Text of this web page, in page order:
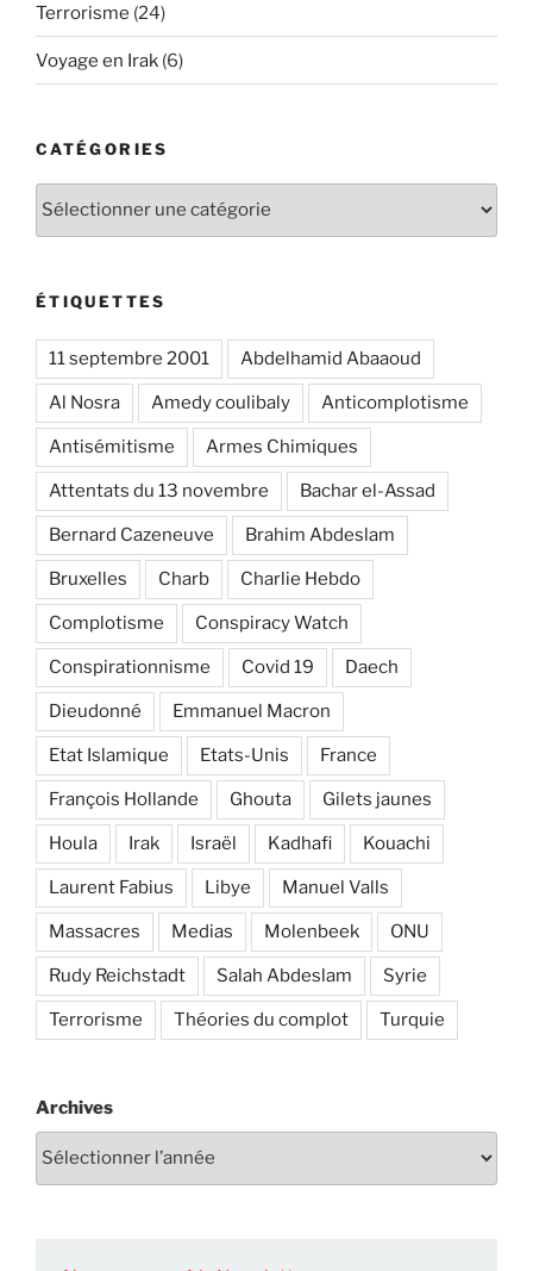
Terrorisme (24)
Voyage en Irak (6)
CATÉGORIES
ÉTIQUETTES
11 septembre 2001 Abdelhamid Abaaoud
Al Nosra Amedy coulibaly Anticomplotisme
Antisémitisme Armes Chimiques
Attentats du 13 novembre Bachar el-Assad
Bernard Cazeneuve Brahim Abdeslam
Bruxelles Charb Charlie Hebdo
Complotisme Conspiracy Watch
Conspirationnisme Covid 19 Daech
Dieudonné Emmanuel Macron
Etat Islamique Etats-Unis France
François Hollande Ghouta Gilets jaunes
Houla Irak Israël Kadhafi Kouachi
Laurent Fabius Libye Manuel Valls
Massacres Medias Molenbeek ONU
Rudy Reichstadt Salah Abdeslam Syrie
Terrorisme Théories du complot Turquie
Archives